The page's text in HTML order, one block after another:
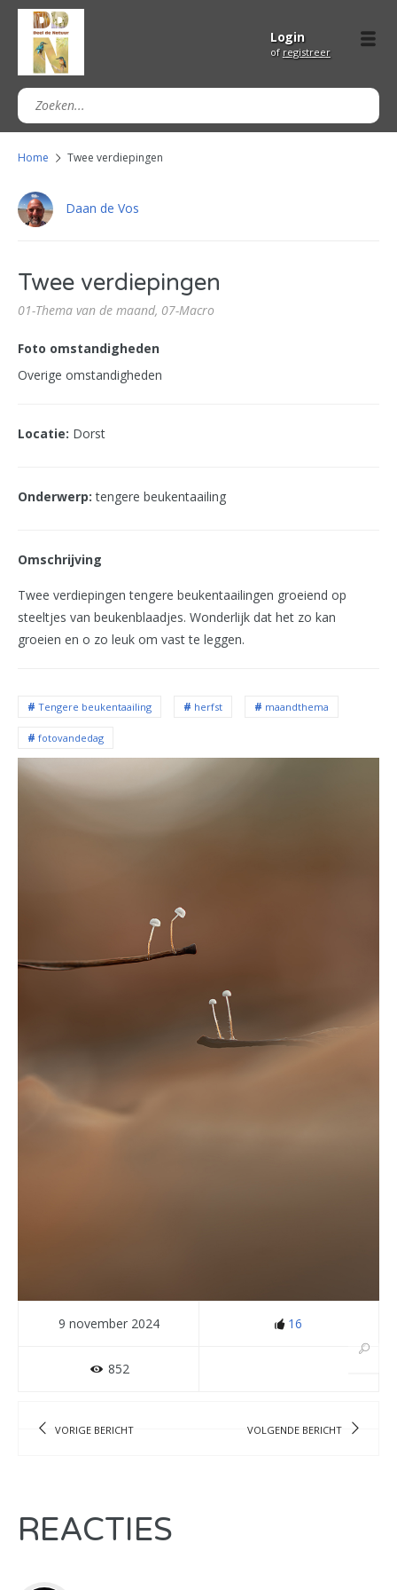
Login
of registreer
Home Twee verdiepingen
Daan de Vos
Twee verdiepingen
01-Thema van de maand, 07-Macro
Foto omstandigheden
Overige omstandigheden
Locatie: Dorst
Onderwerp: tengere beukentaailing
Omschrijving
Twee verdiepingen tengere beukentaailingen groeiend op
steeltjes van beukenblaadjes. Wonderlijk dat het zo kan
groeien en o zo leuk om vast te leggen.
Tengere beukentaailing herfst maandthema
fotovandedag
9 november 2024 16
852
VORIGE BERICHT VOLGENDE BERICHT
REACTIES